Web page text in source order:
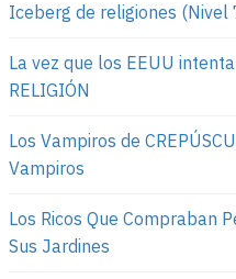
Iceberg de religiones (Nivel
La vez que los EEUU
RELIGIÓN
Los Vampiros de
Vampiros
Los Ricos Que Compraban
Sus Jardines